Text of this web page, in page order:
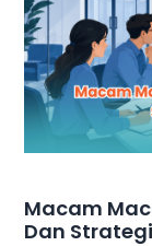
Macam
Dan